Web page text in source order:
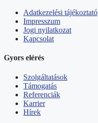
Adatkezelési tájékoztató
Impresszum
Jogi nyilatkozat
Kapcsolat
Gyors elérés
Szolgáltatások
Támogatás
Referenciák
Karrier
Hírek